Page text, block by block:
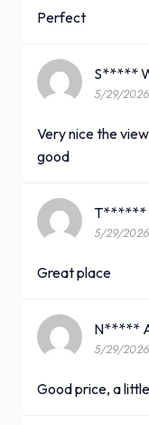
Perfect
S*****
5/29/2026
Very nice the
good
T******
5/29/2026
Great place
N*****
5/29/2026
Good price, a